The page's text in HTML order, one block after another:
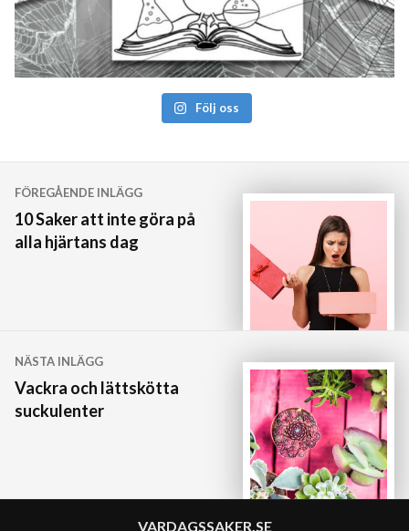
Följ oss
Inläggsnavigering
FÖREGÅENDE INLÄGG
10 Saker att inte göra på
alla hjärtans dag
NÄSTA INLÄGG
Vackra och lättskötta
suckulenter
VARDAGSSAKER.SE